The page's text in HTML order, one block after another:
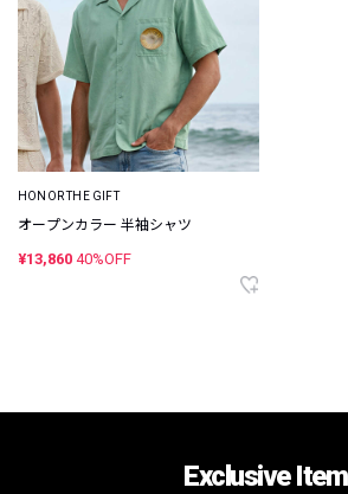
HONOR THE GIFT
オープンカラー 半袖シャツ
¥13,860 40%OFF
Exclusive Item